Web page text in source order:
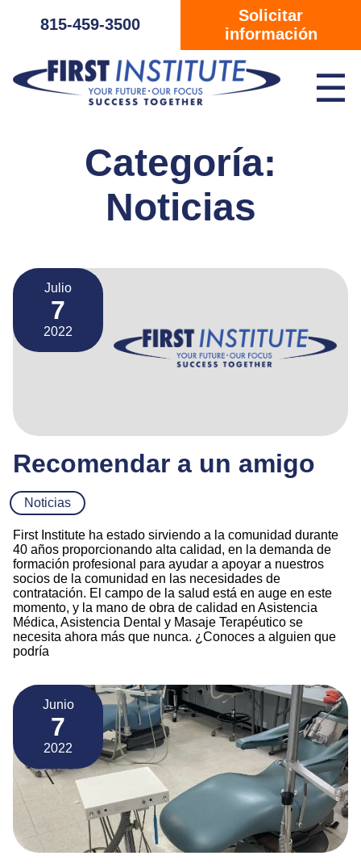
815-459-3500
Solicitar
información
☰
Categoría:
Noticias
Julio
7
2022
Recomendar a un amigo
Noticias
First Institute ha estado sirviendo a la comunidad durante
40 años proporcionando alta calidad, en la demanda de
formación profesional para ayudar a apoyar a nuestros
socios de la comunidad en las necesidades de
contratación. El campo de la salud está en auge en este
momento, y la mano de obra de calidad en Asistencia
Médica, Asistencia Dental y Masaje Terapéutico se
necesita ahora más que nunca. ¿Conoces a alguien que
podría
Junio
7
2022